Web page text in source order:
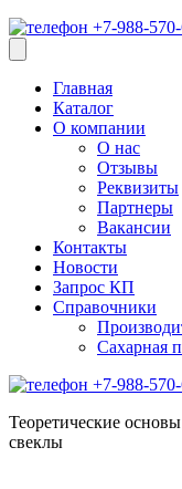
+7-988-570-
Главная
Каталог
О компании
О нас
Отзывы
Реквизиты
Партнеры
Вакансии
Контакты
Новости
Запрос КП
Справочники
Сахарная
+7-988-570-
Теоретические
свеклы